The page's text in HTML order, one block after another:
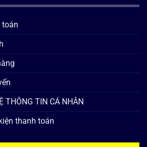
toán
THÔNG TIN CÁ NHÂN
thanh toán